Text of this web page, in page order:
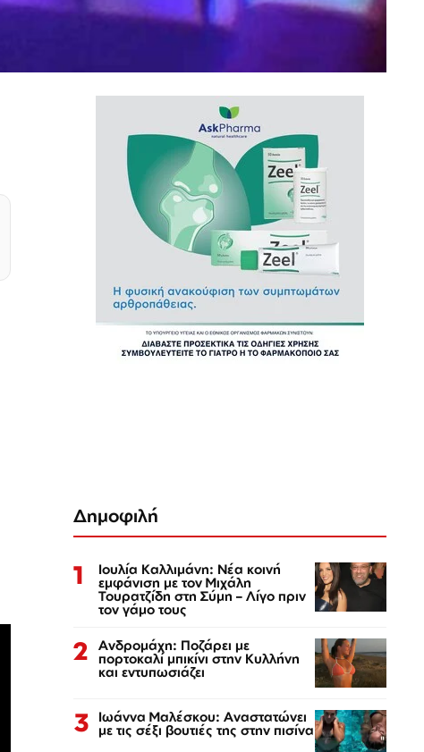
Δημοφιλή
1 Ιουλία Καλλιμάνη: Νέα κοινή
εμφάνιση με τον Μιχάλη
Τουρατζίδη στη Σύμη – Λίγο πριν
τον γάμο τους
2 Ανδρομάχη: Ποζάρει με
πορτοκαλί μπικίνι στην Κυλλήνη
και εντυπωσιάζει
3 Ιωάννα Μαλέσκου: Αναστατώνει
με τις σέξι βουτιές της στην πισίνα